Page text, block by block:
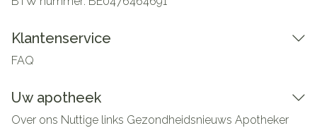
Klantenservice
FAQ
Uw apotheek
Over ons Nuttige links Gezondheidsnieuws Apotheker